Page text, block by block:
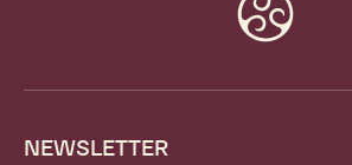
Forma parte de una comunidad
artesanos apasionados. Comparte
con Callebaut.